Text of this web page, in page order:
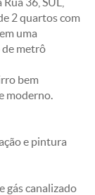
2 quartos com
uma
de metrô
bem
moderno.
e pintura
gás canalizado